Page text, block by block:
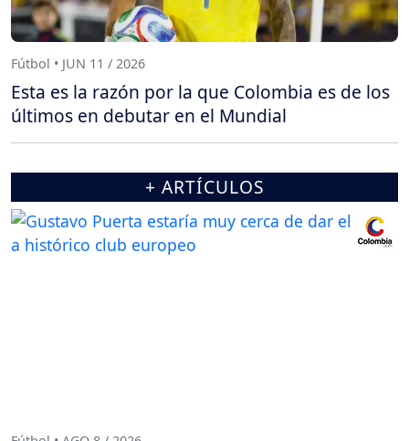
Fútbol • JUN 11 / 2026
Esta es la razón por la que Colombia es de los
últimos en debutar en el Mundial
+ ARTÍCULOS